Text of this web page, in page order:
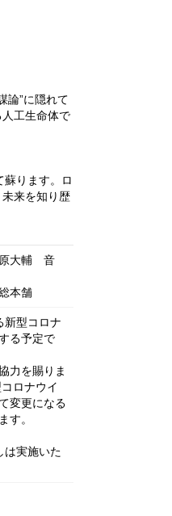
論”に隠れて
工生命体で
ります。ロ
来を知り歴
大輔 音
本舗
新型コロナ
る予定で
力を賜りま
ロナウイ
変更になる
す。
は実施いた